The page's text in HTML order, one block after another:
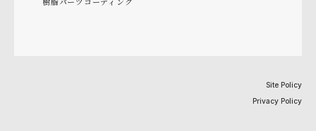
Site Policy
Privacy Policy